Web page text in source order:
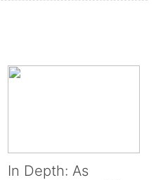
In Depth: As